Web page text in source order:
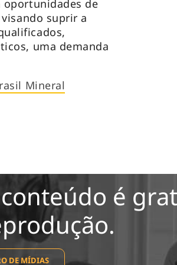
oportunidades de
suprir a
uma demanda
Mineral
é
DE MÍDIAS